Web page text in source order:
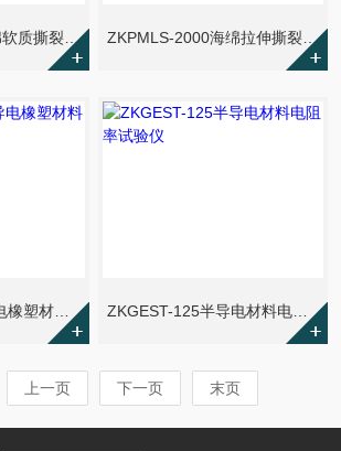
ZKPMLS-2000海绵软质撕裂强度试验机 ZKPMLS-2000海绵拉伸撕裂强度试验机
ZKGEST-125半导电橡塑材料体积电阻率试验仪 ZKGEST-125半导电材料电阻率试验仪
上一页 下一页 末页